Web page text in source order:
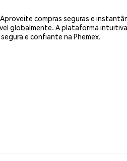
compras seguras e
globalmente. A plataforma
e confiante na Phemex.